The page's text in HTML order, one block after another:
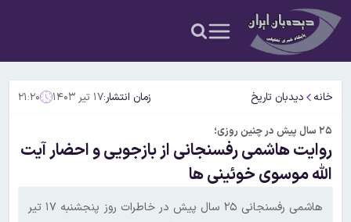
خانه دیدبان تاریخ زمان انتشار:۱۷ تیر ۱۴۰۳ ۲۱:۲۰
۲۵ سال پیش در چنین روزی؛
روایت هاشمی رفسنجانی از بازجویی و احضار آیت
الله موسوی خوئینی ها
هاشمی رفسنجانی ۲۵ سال پیش در خاطرات روز پنجشنبه ۱۷ تیر